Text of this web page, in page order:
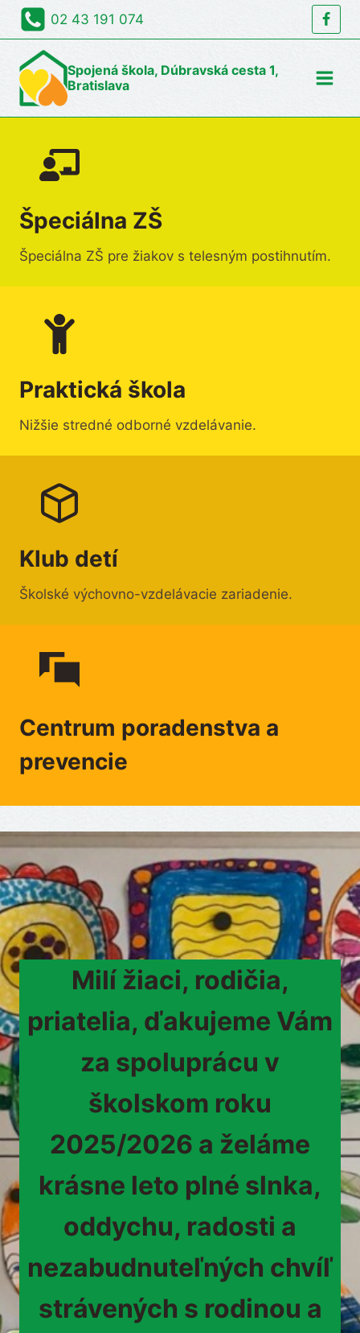
Skip
content
02 43 191 074
Spojená škola, Dúbravská cesta 1,
Bratislava
Špeciálna ZŠ
Špeciálna ZŠ pre žiakov s telesným postihnutím.
Praktická škola
Nižšie stredné odborné vzdelávanie.
Klub detí
Školské výchovno-vzdelávacie zariadenie.
Centrum poradenstva a
prevencie
Milí žiaci, rodičia,
priatelia, ďakujeme Vám
za spoluprácu v
školskom roku
2025/2026 a želáme
krásne leto plné slnka,
oddychu, radosti a
nezabudnuteľných chvíľ
strávených s rodinou a